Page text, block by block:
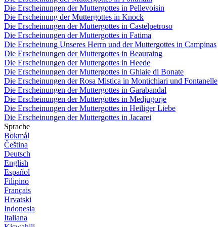
Die Erscheinungen der Muttergottes in Pellevoisin
Die Erscheinung der Muttergottes in Knock
Die Erscheinungen der Muttergottes in Castelpetroso
Die Erscheinungen der Muttergottes in Fatima
Die Erscheinung Unseres Herrn und der Muttergottes in Campinas
Die Erscheinungen der Muttergottes in Beauraing
Die Erscheinungen der Muttergottes in Heede
Die Erscheinungen der Muttergottes in Ghiaie di Bonate
Die Erscheinungen der Rosa Mistica in Montichiari und Fontanelle
Die Erscheinungen der Muttergottes in Garabandal
Die Erscheinungen der Muttergottes in Medjugorje
Die Erscheinungen der Muttergottes in Heiliger Liebe
Die Erscheinungen der Muttergottes in Jacarei
Sprache
Bokmål
Čeština
Deutsch
English
Español
Filipino
Français
Hrvatski
Indonesia
Italiana